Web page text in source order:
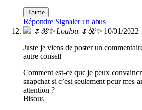
J'aime
Répondre Signaler un abus
🌷🌺✨ Loulou 🌷🌺✨ 10/01/2022
Juste je viens de poster un
autre conseil
Comment est-ce que je peux
snapchat si c’est seulement pour mes
attention ?
Bisous